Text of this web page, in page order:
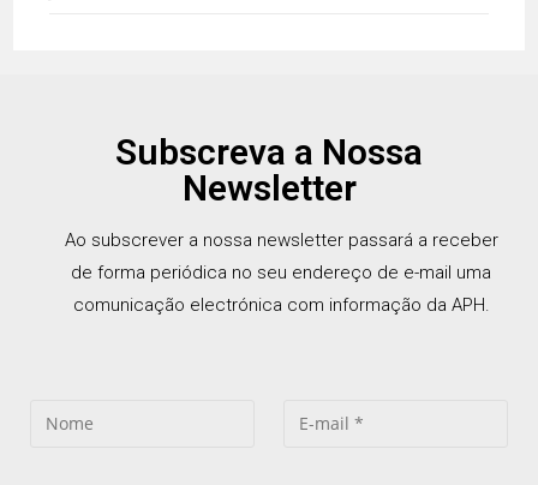
Subscreva a Nossa
Newsletter
Ao subscrever a nossa newsletter passará a receber
de forma periódica no seu endereço de e-mail uma
comunicação electrónica com informação da APH.